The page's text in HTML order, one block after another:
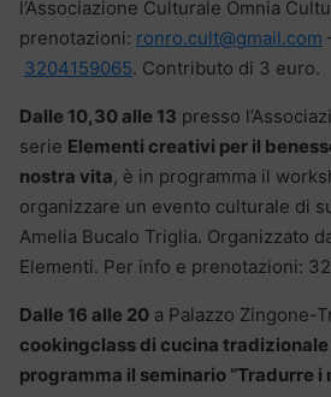
l’Associazione Culturale Omnia
prenotazioni: ronro.cult@gmail.com
3204159065. Contributo di 3 euro.
Dalle 10,30 alle 13 presso
serie Elementi creativi per il
nostra vita, è in programma il
organizzare un evento culturale di
Amelia Bucalo Triglia. Organizzato
Elementi. Per info e prenotazioni:
Dalle 16 alle 20 a Palazzo Zingone-
cookingclass di cucina tradizionale
programma il seminario “Tradurre i